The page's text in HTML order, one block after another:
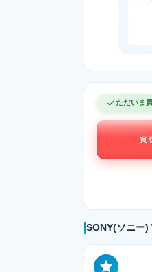
ただいま
買
SONY(ソニー